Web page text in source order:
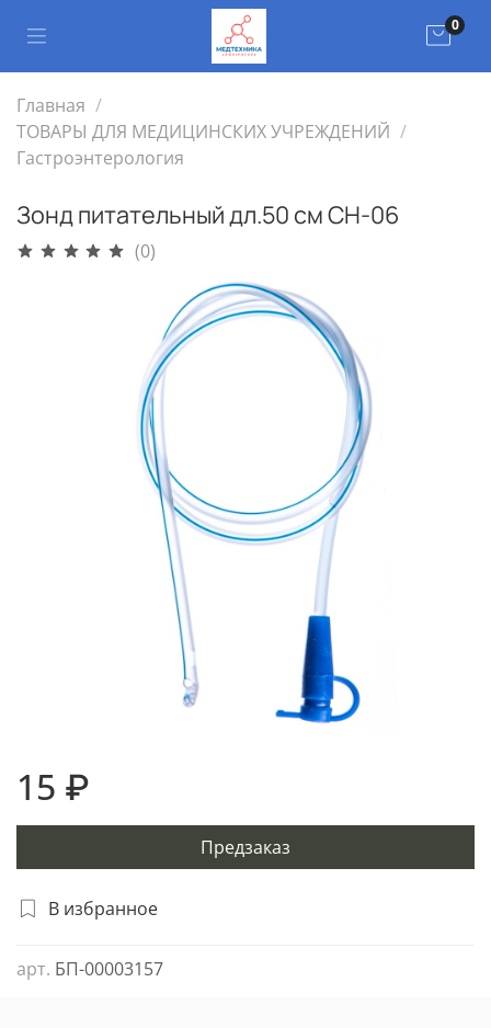
0
Главная
ТОВАРЫ ДЛЯ МЕДИЦИНСКИХ УЧРЕЖДЕНИЙ
Гастроэнтерология
Зонд питательный дл.50 см СН-06
(0)
В избранное
арт. БП-00003157
15 ₽
Предзаказ